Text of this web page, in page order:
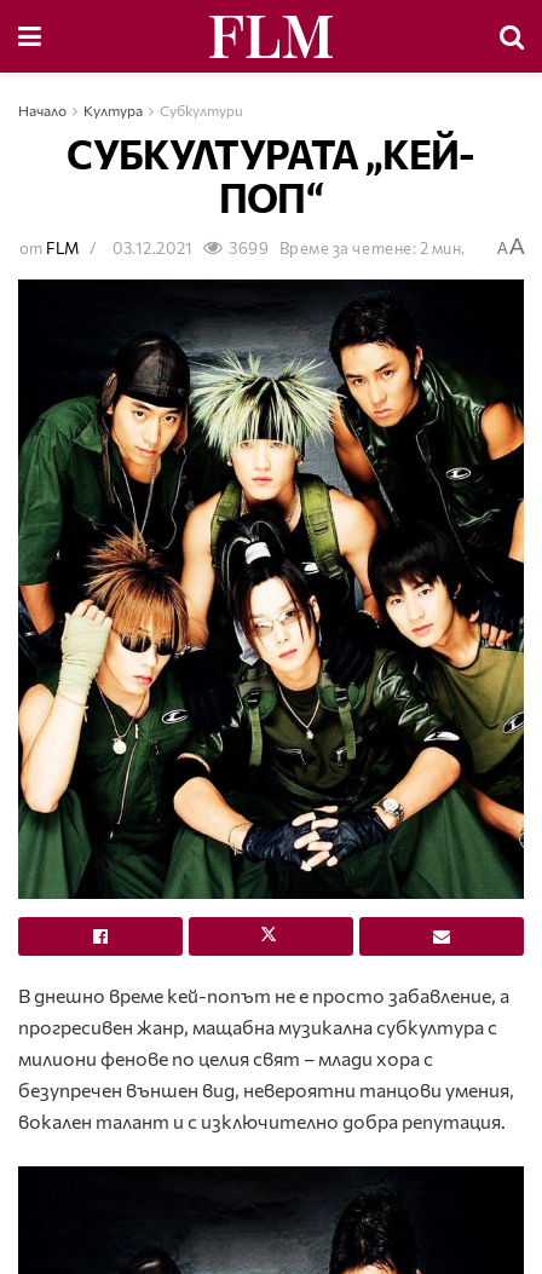
Начало Култура Субкултури
СУБКУЛТУРАТА „КЕЙ-
ПОП“
от FLM 03.12.2021 3699 Време за четене: 2 мин. AA
В днешно време кей-попът не е просто забавление, а
прогресивен жанр, мащабна музикална субкултура с
милиони фенове по целия свят – млади хора с
безупречен външен вид, невероятни танцови умения,
вокален талант и с изключително добра репутация.